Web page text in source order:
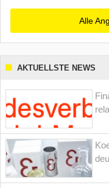
Alle
AKTUELLSTE NEWS